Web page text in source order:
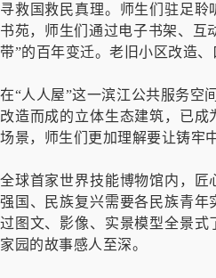
寻救国救民真理。师生们驻足
书苑，师生们通过电子书架、互
带”的百年变迁。老旧小区改造
在“人人屋”这一滨江公共服务空
改造而成的立体生态建筑，已
场景，师生们更加理解要让铸牢
全球首家世界技能博物馆内，
强国、民族复兴需要各民族青
过图文、影像、实景模型全景
家园的故事感人至深。